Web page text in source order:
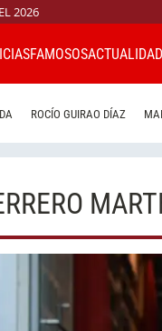
2026
FAMOSOSACTUALIDAD
ROCÍO GUIRAO DÍAZ